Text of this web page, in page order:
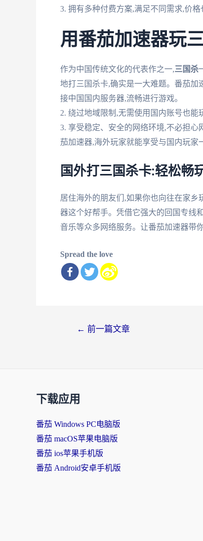
3. 拥有多种付费方案,满足不同需求,价格
用番茄加速器玩
作为中国传统文化的代表作之一,三国杀
地打三国杀卡,确实是一大难题。番茄加
接中国国内服务器,流畅进行游戏。
2. 绕过地域限制,无需使用国内账号也能
3. 享受稳定、安全的网络环境,不必担
茄加速器,海外玩家就能享受与国内玩家
国外打三国杀卡:轻松畅
居住海外的朋友们,如果你也向往在家
器这个好帮手。凭借它强大的回国专线
音乐等众多网络服务。让番茄加速器带
Spread the love
← 前一篇文章
下载应用
番茄 Windows PC电脑版
番茄 macOS苹果电脑版
番茄 ios苹果手机版
番茄 Android安卓手机版